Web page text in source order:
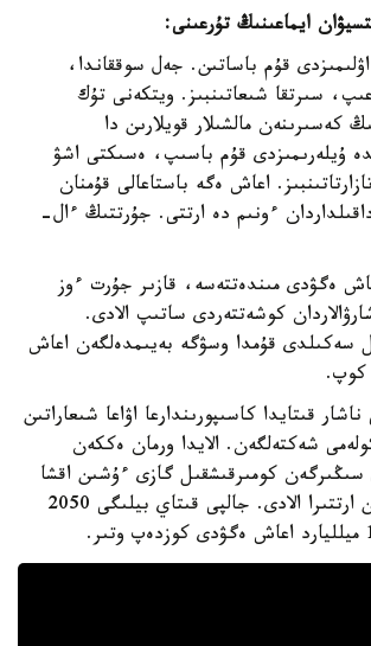
ايماعىنىڭ تۇرعىنى:
قۇم باساتىن. جەل سوققاندا،
سىرتقا شىعاتىنبىز. ويتكەنى تۇك
كەسىرىنەن مالشىلار قويلارىن دا
ۇيلەرىمىزدى قۇم باسىپ، ەسىكتى اشۋ
اعاش ەگە باستاعالى قۇمنان
ءونىم دە ارتتى. جۇرتتىڭ ءال-
ەگۋدى مىندەتتەسە، قازىر جۇرت ءوز
كوشەتتەردى ساتىپ الادى.
سەكىلدى قۇمدا وسۋگە بەيىمدەلگەن اعاش
كوپ.
قىتايدا كاسىپورىندارعا اۋاعا شىعاراتىن
شەكتەلگەن. الايدا ورمان ەككەن
سىڭىرگەن كومىرقىشقىل گازى ءۇشىن اقشا
تولەپ، ءوندىرىسىن ارتتىرا الادى. جالپى قىتاي بيلىگى 2050